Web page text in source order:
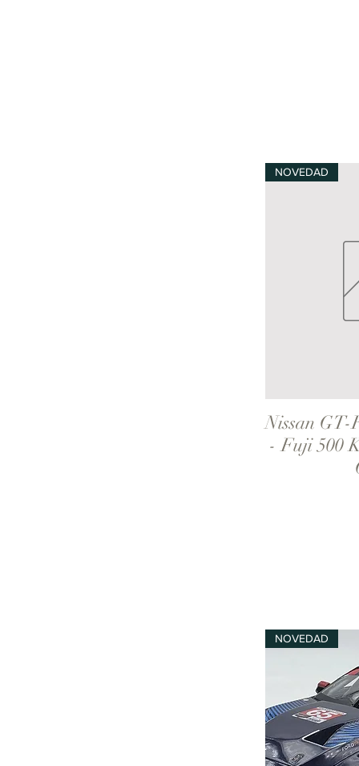
NOVEDAD
Nissan GT-
- Fuji 500
NOVEDAD